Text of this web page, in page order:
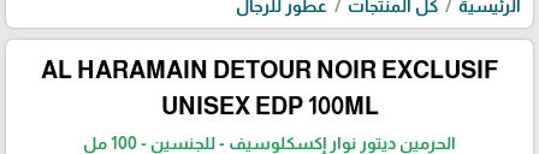
الرئيسية كل المنتجات عطور للرجال
AL HARAMAIN DETOUR NOIR EXCLUSIF
UNISEX EDP 100ML
الحرمين ديتور نوار إكسكلوسيف - للجنسين - 100 مل